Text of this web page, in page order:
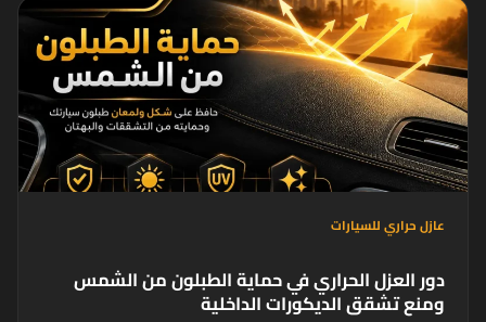
عازل حراري للسيارات
دور العزل الحراري في حماية الطبلون من الشمس
ومنع تشقق الديكورات الداخلية